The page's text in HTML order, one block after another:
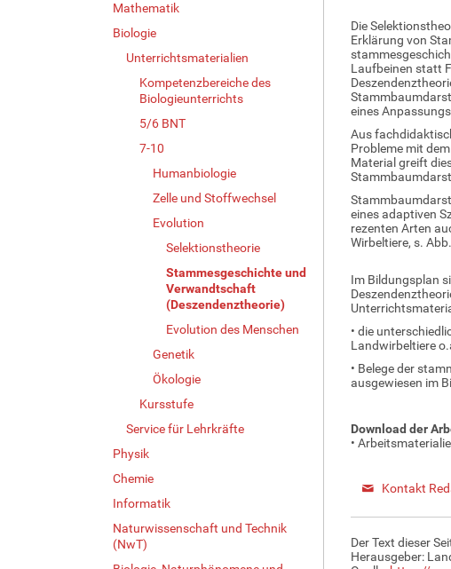
Mathematik
Biologie
Unterrichtsmaterialien
Kompetenzbereiche des
Biologieunterrichts
5/6 BNT
7-10
Humanbiologie
Zelle und Stoffwechsel
Evolution
Selektionstheorie
Stammesgeschichte und
Verwandtschaft
(Deszendenztheorie)
Evolution des Menschen
Genetik
Ökologie
Kursstufe
Service für Lehrkräfte
Physik
Chemie
Informatik
Naturwissenschaft und Technik
(NwT)
Die
Erklärung von
Laufbeinen statt
eines
Aus
Probleme mit
Material greift
eines adaptiven
rezenten Arten
Wirbeltiere, s. Abb.
Im Bildungsplan
• die
Landwirbeltiere
• Belege der
ausgewiesen im
Download der
•
Kontakt
Der Text dieser
Herausgeber: